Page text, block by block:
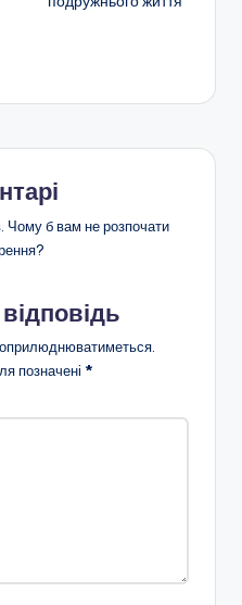
я
Чому б вам не розпочати
позначені *